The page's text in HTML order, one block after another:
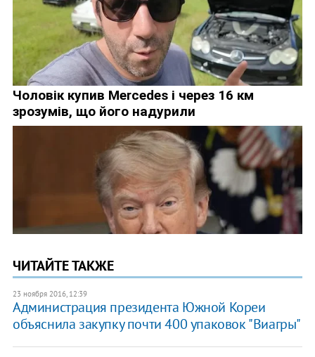
ЧИТАЙТЕ ТАКЖЕ
23 ноября 2016, 12:39
Администрация президента Южной Кореи
объяснила закупку почти 400 упаковок "Виагры"